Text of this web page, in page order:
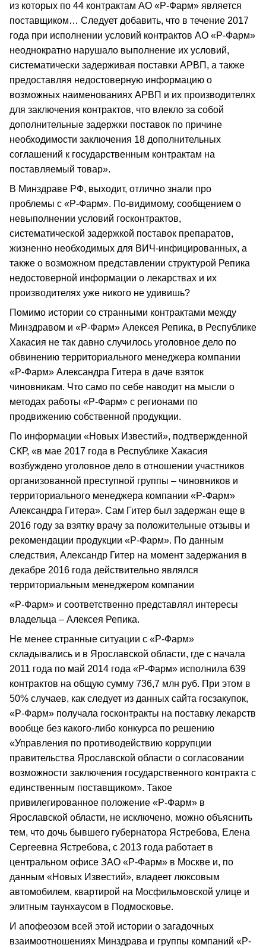
из которых по 44 контрактам АО «Р-Фарм» является
поставщиком… Следует добавить, что в течение 2017
года при исполнении условий контрактов АО «Р-Фарм»
неоднократно нарушало выполнение их условий,
систематически задерживая поставки АРВП, а также
предоставляя недостоверную информацию о
возможных наименованиях АРВП и их производителях
для заключения контрактов, что влекло за собой
дополнительные задержки поставок по причине
необходимости заключения 18 дополнительных
соглашений к государственным контрактам на
поставляемый товар».
В Минздраве РФ, выходит, отлично знали про
проблемы с «Р-Фарм». По-видимому, сообщением о
невыполнении условий госконтрактов,
систематической задержкой поставок препаратов,
жизненно необходимых для ВИЧ-инфицированных, а
также о возможном представлении структурой Репика
недостоверной информации о лекарствах и их
производителях уже никого не удивишь?
Помимо истории со странными контрактами между
Минздравом и «Р-Фарм» Алексея Репика, в Республике
Хакасия не так давно случилось уголовное дело по
обвинению территориального менеджера компании
«Р-Фарм» Александра Гитера в даче взяток
чиновникам. Что само по себе наводит на мысли о
методах работы «Р-Фарм» с регионами по
продвижению собственной продукции.
По информации «Новых Известий», подтвержденной
СКР, «в мае 2017 года в Республике Хакасия
возбуждено уголовное дело в отношении участников
организованной преступной группы – чиновников и
территориального менеджера компании «Р-Фарм»
Александра Гитера». Сам Гитер был задержан еще в
2016 году за взятку врачу за положительные отзывы и
рекомендации продукции «Р-Фарм». По данным
следствия, Александр Гитер на момент задержания в
декабре 2016 года действительно являлся
территориальным менеджером компании
«Р-Фарм» и соответственно представлял интересы
владельца – Алексея Репика.
Не менее странные ситуации с «Р-Фарм»
складывались и в Ярославской области, где с начала
2011 года по май 2014 года «Р-Фарм» исполнила 639
контрактов на общую сумму 736,7 млн руб. При этом в
50% случаев, как следует из данных сайта госзакупок,
«Р-Фарм» получала госконтракты на поставку лекарств
вообще без какого-либо конкурса по решению
«Управления по противодействию коррупции
правительства Ярославской области о согласовании
возможности заключения государственного контракта с
единственным поставщиком». Такое
привилегированное положение «Р-Фарм» в
Ярославской области, не исключено, можно объяснить
тем, что дочь бывшего губернатора Ястребова, Елена
Сергеевна Ястребова, с 2013 года работает в
центральном офисе ЗАО «Р-Фарм» в Москве и, по
данным «Новых Известий», владеет люксовым
автомобилем, квартирой на Мосфильмовской улице и
элитным таунхаусом в Подмосковье.
И апофеозом всей этой истории о загадочных
взаимоотношениях Минздрава и группы компаний «Р-